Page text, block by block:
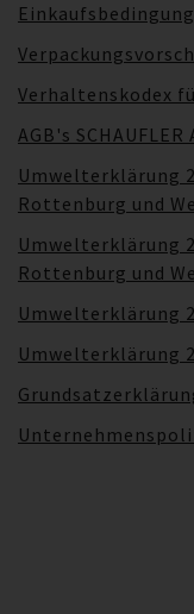
Verhaltenskodex
AGB's SCHAUFLER
Umwelterklärung
Rottenburg und
Umwelterklärung
Rottenburg und
Umwelterklärung
Umwelterklärung